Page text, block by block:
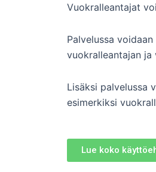
Vuokralleantajat
Palvelussa
vuokralleantajan
Lisäksi palvelussa
esimerkiksi
Lue koko